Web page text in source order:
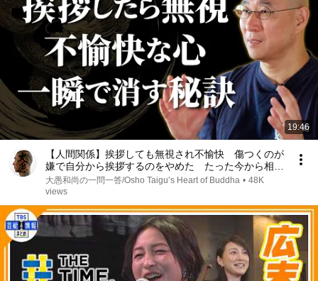
19:46
【人間関係】挨拶しても無視され不愉快 傷つくのが
嫌で自分から挨拶するのをやめた たった今から相手
の返事に振り回されずに済む｢考え方｣｜大愚和尚の一
問一答
大愚和尚の一問一答/Osho Taigu’s Heart of Buddha • 48K
views